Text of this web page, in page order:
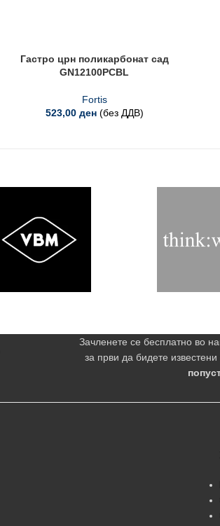
Гастро црн поликарбонат сад
GN12100PCBL
Fortis
523,00 ден (без ДДВ)
Зачленете се бесплатно во
за први да бидете известени